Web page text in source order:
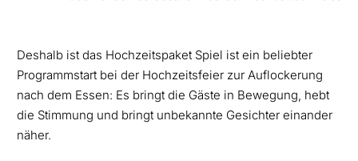
Deshalb ist das Hochzeitspaket Spiel ist ein beliebter
Programmstart bei der Hochzeitsfeier zur Auflockerung
nach dem Essen: Es bringt die Gäste in Bewegung, hebt
die Stimmung und bringt unbekannte Gesichter einander
näher.